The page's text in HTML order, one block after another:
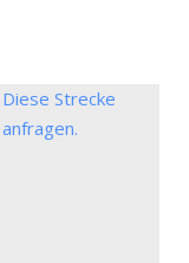
Diese Strecke
anfragen.